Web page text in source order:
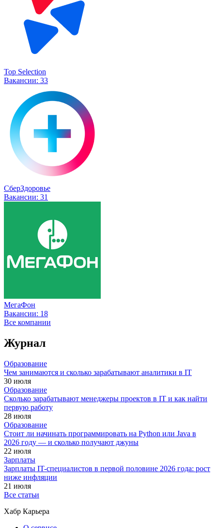
Top Selection
Вакансии: 33
СберЗдоровье
Вакансии: 31
МегаФон
Вакансии: 18
Все компании
Журнал
Образование
Чем занимаются и сколько зарабатывают аналитики в IT
30 июля
Образование
Сколько зарабатывают менеджеры проектов в IT и как найти
первую работу
28 июля
Образование
Стоит ли начинать программировать на Python или Java в
2026 году — и сколько получают джуны
22 июля
Зарплаты
Зарплаты IT-специалистов в первой половине 2026 года: рост
ниже инфляции
21 июля
Все статьи
Хабр Карьера